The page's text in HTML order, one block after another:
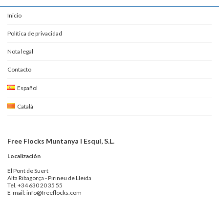
Inicio
Política de privacidad
Nota legal
Contacto
Español
Català
Free Flocks Muntanya i Esquí, S.L.
Localización
El Pont de Suert
Alta Ribagorça - Pirineu de Lleida
Tel. +34 630 20 35 55
E-mail: info@freeflocks.com